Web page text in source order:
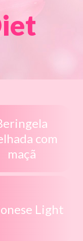
com
maçã
Light